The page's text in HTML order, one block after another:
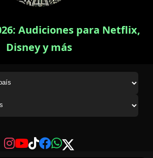
Audiciones para Netflix,
Disney y más